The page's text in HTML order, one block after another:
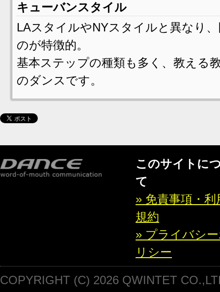
キューバンスタイル
LAスタイルやNYスタイルと異なり
のが特徴的。
基本ステップの種類も多く、教える
のダンスです。
このサイトに
て
» 免責事項・利
規約
» プライバシ
リシー
COPYRIGHT (C) 2026 QWINTET